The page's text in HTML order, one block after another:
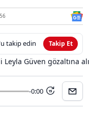
takip edin Takip Et
-0:00 15